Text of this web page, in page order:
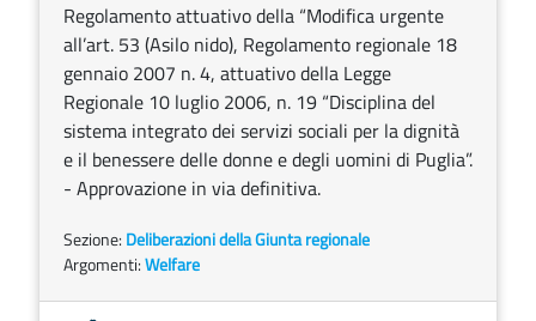
Regolamento attuativo della “Modifica urgente
all’art. 53 (Asilo nido), Regolamento regionale 18
gennaio 2007 n. 4, attuativo della Legge
Regionale 10 luglio 2006, n. 19 “Disciplina del
sistema integrato dei servizi sociali per la dignità
e il benessere delle donne e degli uomini di Puglia”.
- Approvazione in via definitiva.
Sezione: Deliberazioni della Giunta regionale
Argomenti:Welfare